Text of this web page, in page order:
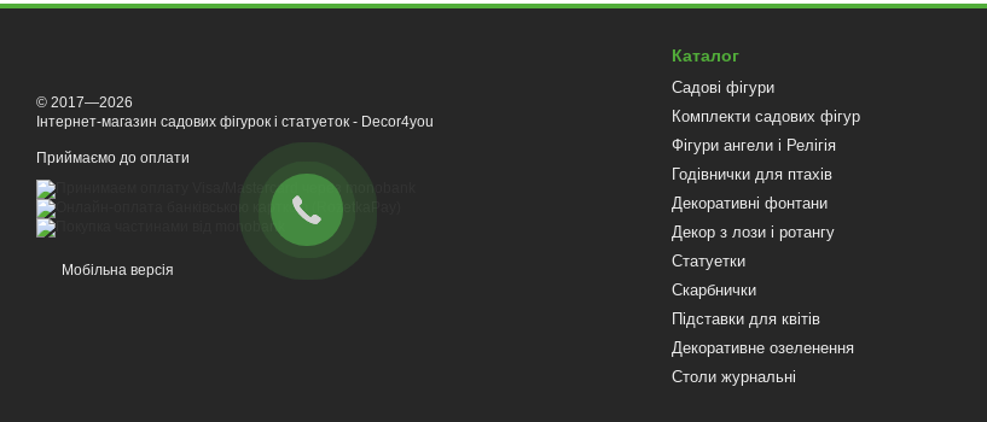
© 2017—2026
Інтернет-магазин садових фігурок і статуеток - Decor4you
Приймаємо до оплати
Мобільна версія
Каталог
Садові фігури
Комплекти садових фігур
Фігури ангели і Релігія
Годівнички для птахів
Декоративні фонтани
Декор з лози і ротангу
Статуетки
Скарбнички
Підставки для квітів
Декоративне озеленення
Столи журнальні